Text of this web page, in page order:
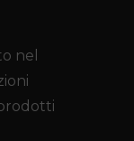
nel